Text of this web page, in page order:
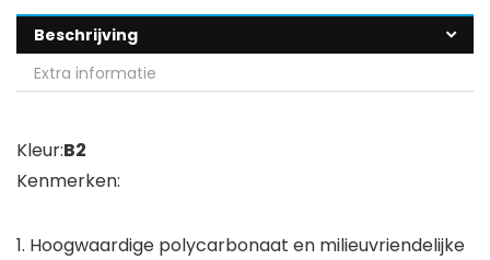
Beschrijving
Extra informatie
Kleur:B2
Kenmerken:
1. Hoogwaardige polycarbonaat en milieuvriendelijke